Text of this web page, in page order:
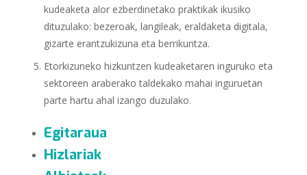
kudeaketa alor ezberdinetako praktikak ikusiko
dituzulako: bezeroak, langileak, eraldaketa digitala,
gizarte erantzukizuna eta berrikuntza.
Etorkizuneko hizkuntzen kudeaketaren inguruko eta
sektoreen araberako taldekako mahai inguruetan
parte hartu ahal izango duzulako.
Egitaraua
Hizlariak